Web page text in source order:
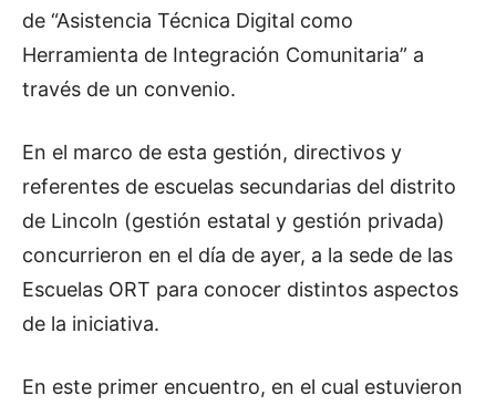
de “Asistencia Técnica Digital como
Herramienta de Integración Comunitaria” a
través de un convenio.
En el marco de esta gestión, directivos y
referentes de escuelas secundarias del distrito
de Lincoln (gestión estatal y gestión privada)
concurrieron en el día de ayer, a la sede de las
Escuelas ORT para conocer distintos aspectos
de la iniciativa.
En este primer encuentro, en el cual estuvieron